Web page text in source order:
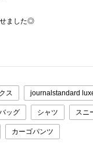
ました◎
ス journalstandard
ッグ シャツ スニ
カーゴパンツ